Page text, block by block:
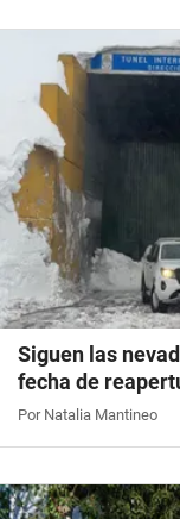
Siguen las
fecha de
Por Natalia Mantineo